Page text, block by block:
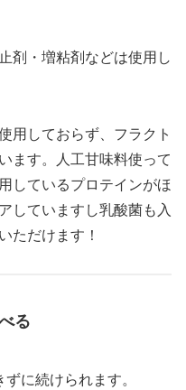
剤・増粘剤などは使用し
用しておらず、フラクト
ます。人工甘味料使って
しているプロテインがほ
していますし乳酸菌も入
ただけます！
る
に続けられます。